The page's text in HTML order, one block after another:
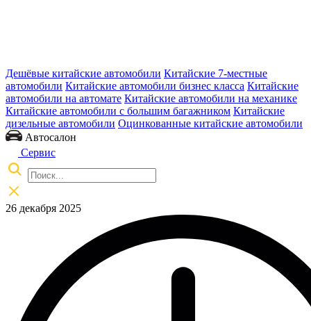
Дешёвые китайские автомобили Китайские 7-местные
автомобили Китайские автомобили бизнес класса Китайские
автомобили на автомате Китайские автомобили на механике
Китайские автомобили с большим багажником Китайские
дизельные автомобили Оцинкованные китайские автомобили
Автосалон
Сервис
26 декабря 2025